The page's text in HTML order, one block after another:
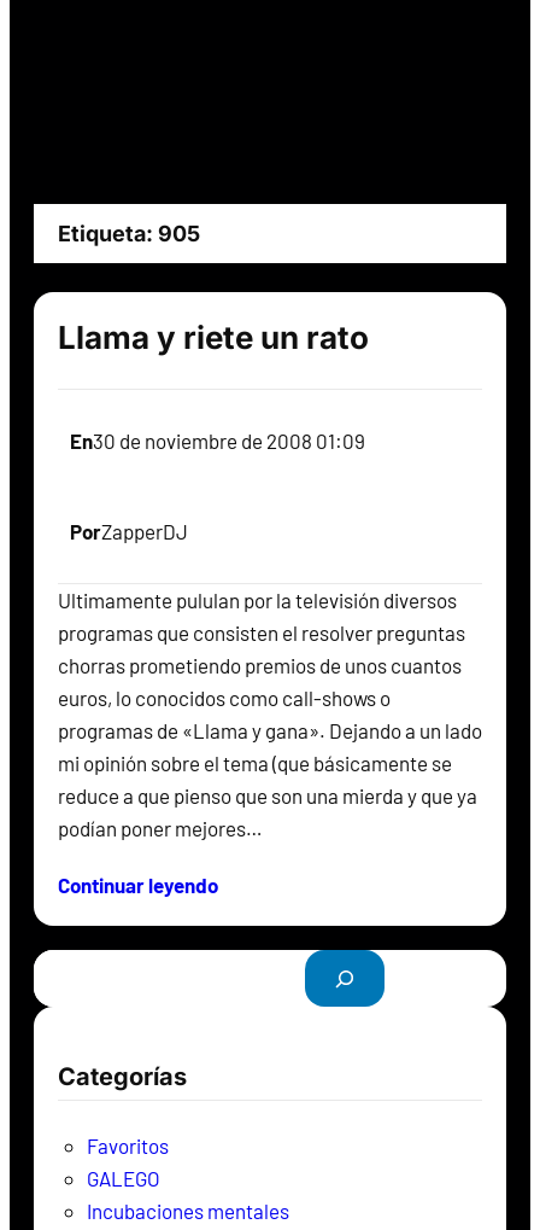
Etiqueta: 905
Llama y riete un rato
En30 de noviembre de 2008 01:09
PorZapperDJ
Ultimamente pululan por la televisión diversos
programas que consisten el resolver preguntas
chorras prometiendo premios de unos cuantos
euros, lo conocidos como call-shows o
programas de «Llama y gana». Dejando a un lado
mi opinión sobre el tema (que básicamente se
reduce a que pienso que son una mierda y que ya
podían poner mejores…
Continuar leyendo
B
u
s
Categorías
Favoritos
GALEGO
Incubaciones mentales